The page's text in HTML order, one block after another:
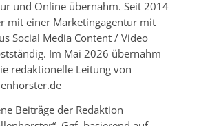
und Online übernahm. Seit 2014
mit einer Marketingagentur mit
Social Media Content / Video
Im Mai 2026 übernahm
redaktionelle Leitung von
Beiträge der Redaktion